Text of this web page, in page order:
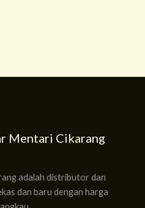
Mentari Cikarang
adalah distributor dan
dan baru dengan harga